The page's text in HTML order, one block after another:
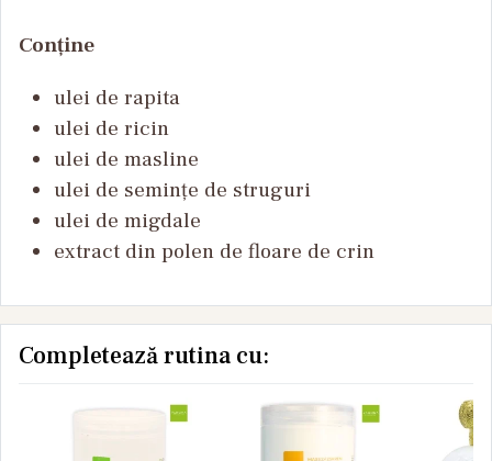
Conține
ulei de rapita
ulei de ricin
ulei de masline
ulei de semințe de struguri
ulei de migdale
extract din polen de floare de crin
Completează rutina cu: